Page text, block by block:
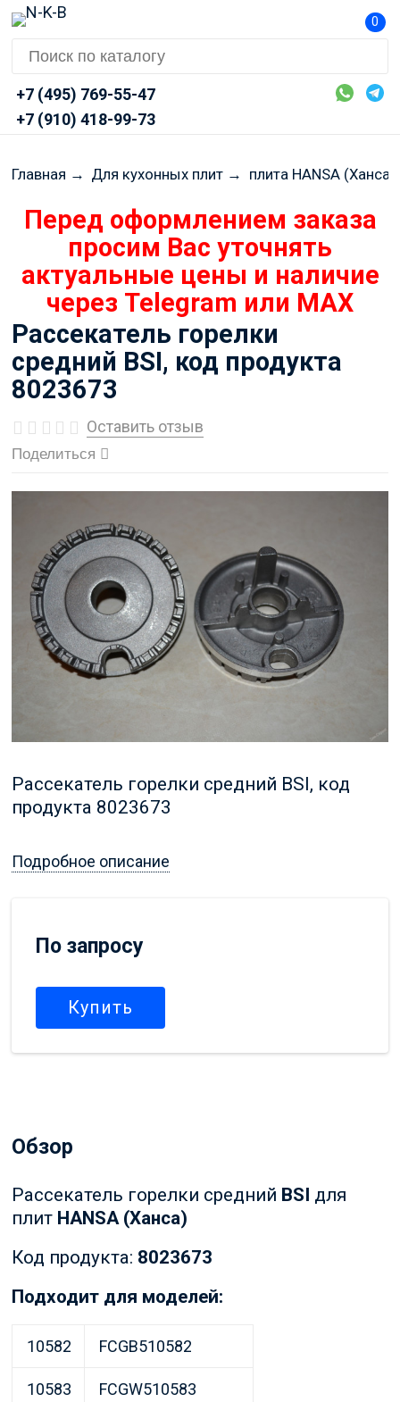
0
+7 (495) 769-55-47
+7 (910) 418-99-73
Главная → Для кухонных плит → плита HANSA (Ханса)
Перед оформлением заказа
просим Вас уточнять
актуальные цены и наличие
через Telegram или MAX
Рассекатель горелки
средний BSI, код продукта
8023673
Оставить отзыв
Поделиться
Рассекатель горелки средний BSI, код
продукта 8023673
Подробное описание
По запросу
Купить
Обзор
Рассекатель горелки средний BSI для
плит HANSA (Ханса)
Код продукта: 8023673
Подходит для моделей:
10582 FCGB510582
10583 FCGW510583